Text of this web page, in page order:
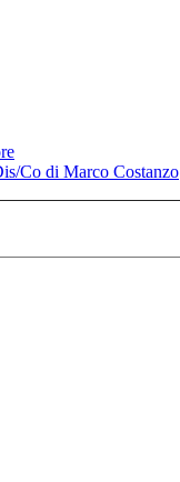
Co di Marco Costanzo